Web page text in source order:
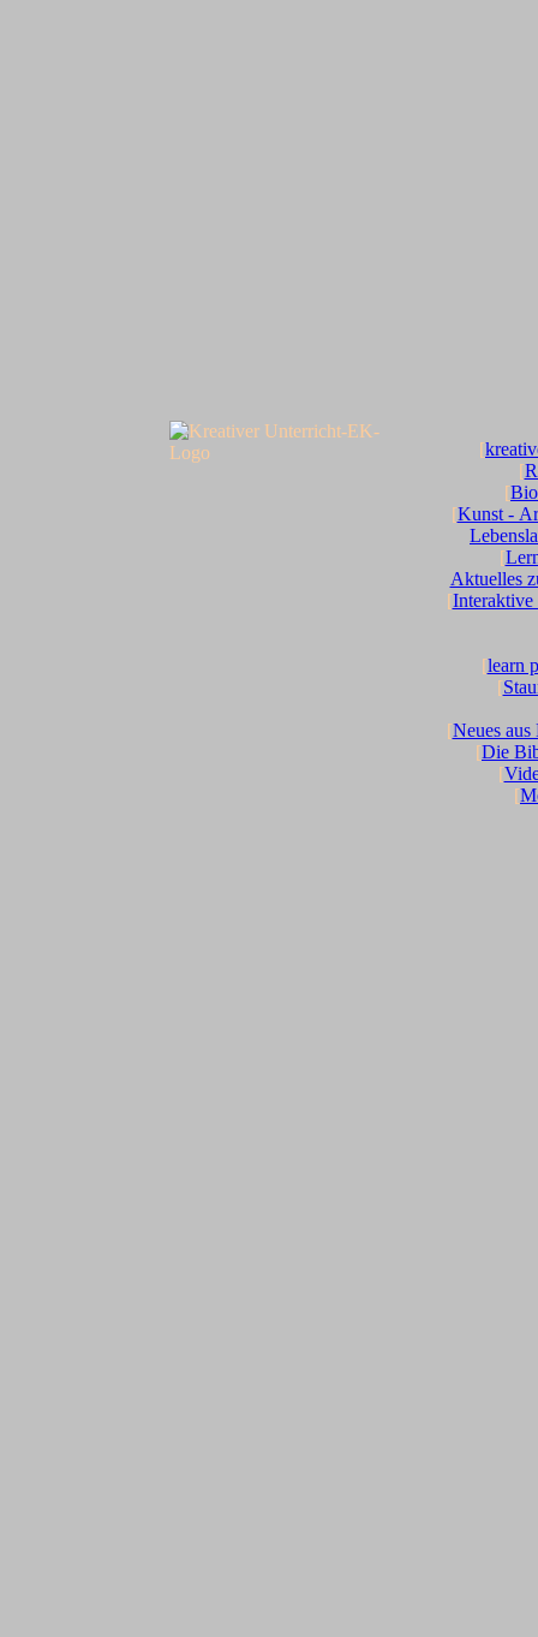
[
[
[
[Kunst -
[
Aktuelles
[Interaktive
[learn
[
[Neues aus
[Die
[
[